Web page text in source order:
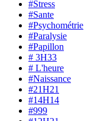
#Stress
#Sante
#Psychométrie
#Paralysie
#Papillon
# 3H33
# L'heure
#Naissance
#21H21
#14H14
#999